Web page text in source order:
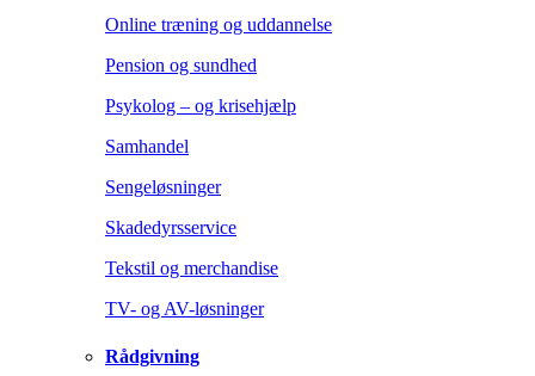
Online træning og uddannelse
Pension og sundhed
Psykolog – og krisehjælp
Samhandel
Sengeløsninger
Skadedyrsservice
Tekstil og merchandise
TV- og AV-løsninger
Rådgivning